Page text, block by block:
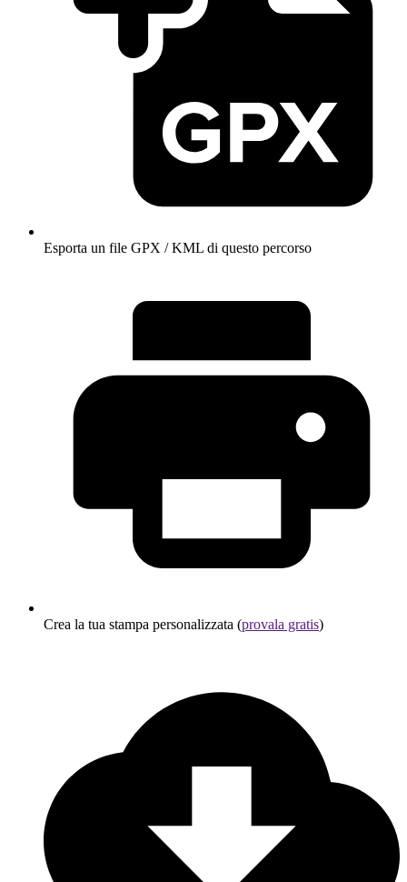
Esporta un file GPX / KML di questo percorso
Crea la tua stampa personalizzata (provala gratis)